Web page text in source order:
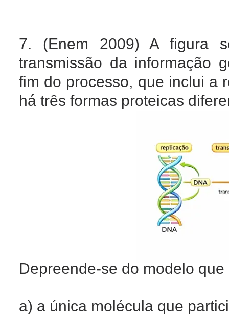
7. (Enem 2009)A figura
transmissão da informação
fim do processo, que inclui a
há três formas proteicas
Depreende-se do modelo que
a) a única molécula que